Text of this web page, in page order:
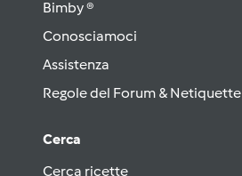
Bimby ®
Conosciamoci
Assistenza
Regole del Forum & Netiquette
Cerca
Cerca ricette